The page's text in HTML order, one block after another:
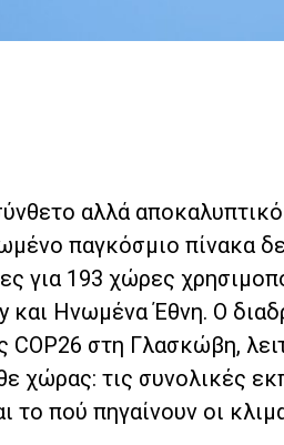
αλλά
παγκόσμιο πίνακα
για 193 χώρες
και Ηνωμένα Έθνη. Ο
COP26 στη Γλασκώβη,
χώρας: τις συνολικές
πού πηγαίνουν οι